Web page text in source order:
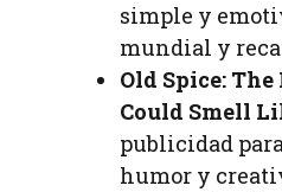
simple y
mundial y
Old Spice:
Could Smell
publicidad
humor y